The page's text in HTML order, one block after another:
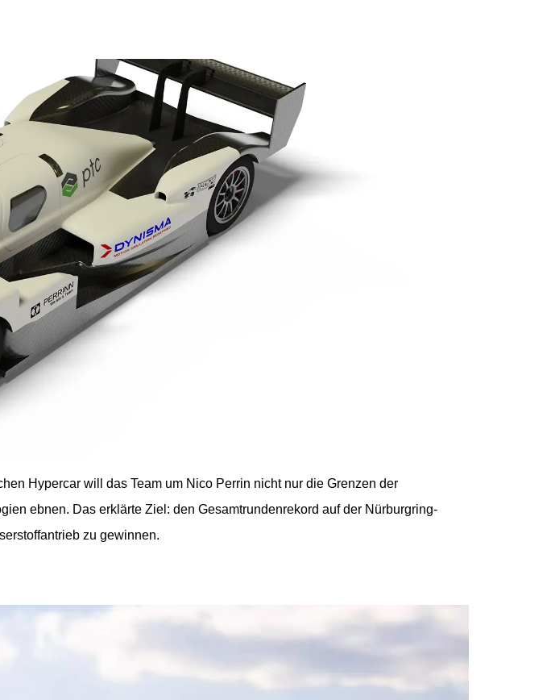
Hypercar will das Team um Nico Perrin nicht nur die Grenzen der
ebnen. Das erklärte Ziel: den Gesamtrundenrekord auf der Nürburgring-
zu gewinnen.